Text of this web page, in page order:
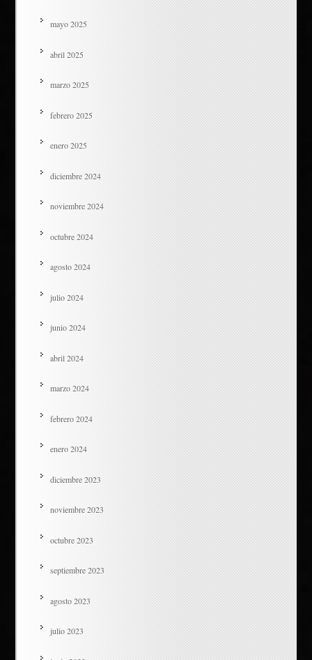
mayo 2025
abril 2025
marzo 2025
febrero 2025
enero 2025
diciembre 2024
noviembre 2024
octubre 2024
agosto 2024
julio 2024
junio 2024
abril 2024
marzo 2024
febrero 2024
enero 2024
diciembre 2023
noviembre 2023
octubre 2023
septiembre 2023
agosto 2023
julio 2023